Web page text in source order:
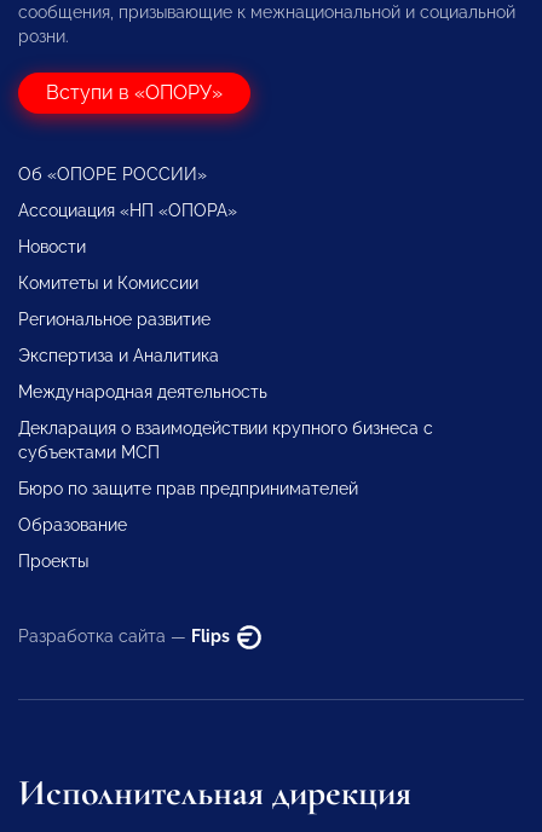
сообщения, призывающие к межнациональной и социальной
розни.
Вступи в «ОПОРУ»
Об «ОПОРЕ РОССИИ»
Ассоциация «НП «ОПОРА»
Новости
Комитеты и Комиссии
Региональное развитие
Экспертиза и Аналитика
Международная деятельность
Декларация о взаимодействии крупного бизнеса с
субъектами МСП
Бюро по защите прав предпринимателей
Образование
Проекты
Разработка сайта — Flips
Исполнительная дирекция